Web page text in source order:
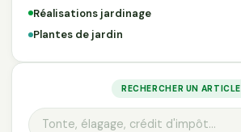
RECHERCHER UN ARTICLE
Réalisations jardinage
Plantes de jardin